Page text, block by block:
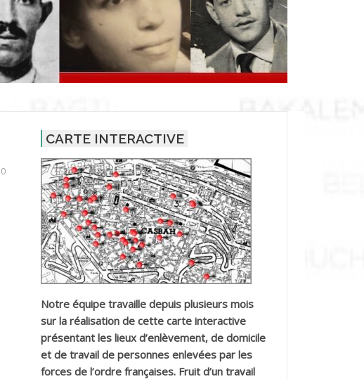
0
CARTE INTERACTIVE
Notre équipe travaille depuis plusieurs mois
sur la réalisation de cette carte interactive
présentant les lieux d’enlèvement, de domicile
et de travail de personnes enlevées par les
forces de l’ordre françaises. Fruit d’un travail